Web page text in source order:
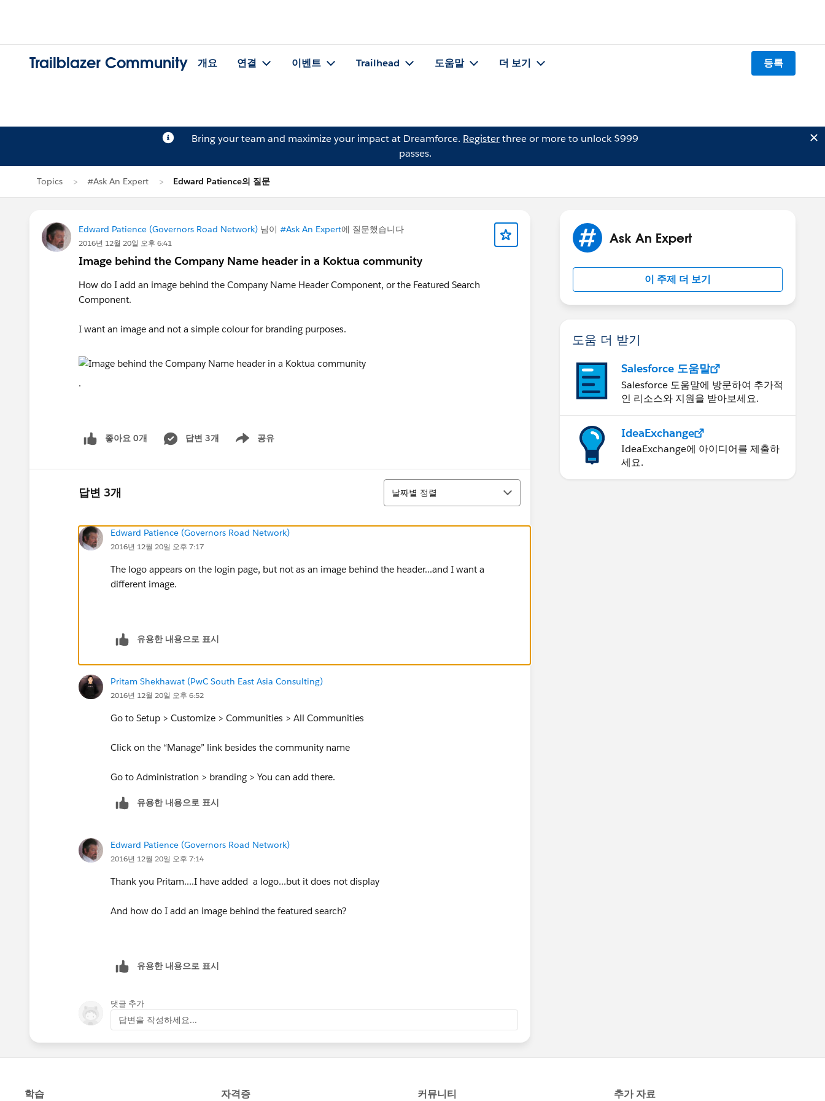
Trailblazer Community 개요 연결 이벤트 Trailhead 도움말 더 보기 등록
Bring your team and maximize your impact at Dreamforce. Registerthree or more to unlock $999
passes.
Topics #Ask An Expert Edward Patience의 질문
Edward Patience (Governors Road Network) 님이 #Ask An Expert에 질문했습니다
2016년 12월 20일 오후 6:41
Image behind the Company Name header in a Koktua community
How do I add an image behind the Company Name Header Component, or the Featured Search
Component.
I want an image and not a simple colour for branding purposes.
.
좋아요 0개 답변 3개 공유
Show menu
답변 3개
정렬
날짜별 정렬
Edward Patience (Governors Road Network)
2016년 12월 20일 오후 7:17
The logo appears on the login page, but not as an image behind the header...and I want a
different image.
유용한 내용으로 표시
Pritam Shekhawat (PwC South East Asia Consulting)
2016년 12월 20일 오후 6:52
Go to Setup > Customize > Communities > All Communities
Click on the “Manage” link besides the community name
Go to Administration > branding > You can add there.
유용한 내용으로 표시
Edward Patience (Governors Road Network)
2016년 12월 20일 오후 7:14
Thank you Pritam....I have added a logo...but it does not display
And how do I add an image behind the featured search?
유용한 내용으로 표시
댓글 추가
답변을 작성하세요...
Ask An Expert
이 주제 더 보기
도움 더 받기
Salesforce 도움말
Salesforce 도움말에 방문하여 추가적
인 리소스와 지원을 받아보세요.
IdeaExchange
IdeaExchange에 아이디어를 제출하
세요.